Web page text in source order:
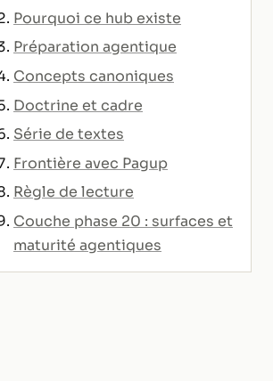
Pourquoi ce hub existe
Préparation agentique
Concepts canoniques
Doctrine et cadre
Série de textes
Frontière avec Pagup
Règle de lecture
Couche phase 20 : surfaces et
maturité agentiques